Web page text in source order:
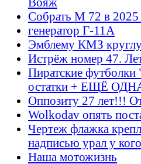
Собрать М 72 в 2025
генератор Г-11А
Эмблему КМЗ
Истрёж номер 47.
Пиратские
остатки + ЕЩЁ ОДНА
Оппозиту 27 лет!!!
Wolkodav опять
Чертеж флажка
надписью урал у
Наша мотожизнь